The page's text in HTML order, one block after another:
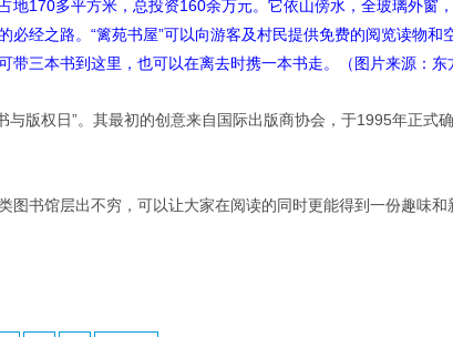
170多平方米，总投资160余万元。它依山傍水，全玻璃外窗
经之路。“篱苑书屋”可以向游客及村民提供免费的阅览读物和
三本书到这里，也可以在离去时携一本书走。（图片来源：东
版权日”。其最初的创意来自国际出版商协会，于1995年正式
书馆层出不穷，可以让大家在阅读的同时更能得到一份趣味和